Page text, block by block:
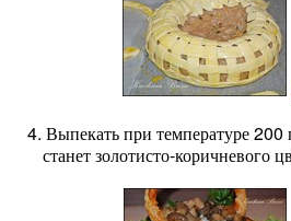
4. Выпекать при температуре 200
станет золотисто-коричневого